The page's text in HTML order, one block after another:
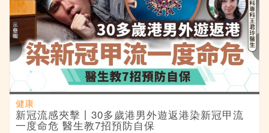
健康
新冠流感夾擊丨30多歲港男外遊返港染新冠甲流
一度命危 醫生教7招預防自保